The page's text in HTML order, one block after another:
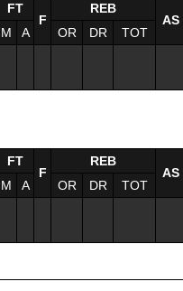
FT
F
REB
AS
M A OR DR TOT
FT
F
REB
AS
M A OR DR TOT